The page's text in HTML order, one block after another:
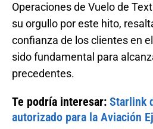
Operaciones de Vuelo de
su orgullo por este hito,
confianza de los clientes en el
sido fundamental para
precedentes.
Te podría interesar: Starlink
autorizado para la Aviación